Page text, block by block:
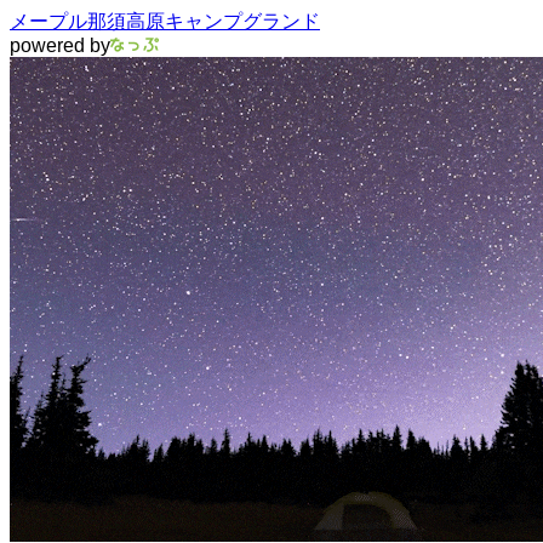
メープル那須高原キャンプグランド
powered by